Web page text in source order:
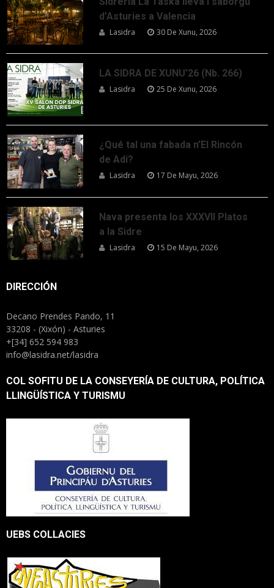
d’Asturies a Valencia
Lasidra 30 De Xunu, 2026
LA SIDRA DE XUNU’26 (Nb. 266)
Lasidra 25 De Xunu, 2026
¿Qué tal una fabada n’El Rincón
de Adi?
Lasidra 17 De Mayu, 2026
Nava presenta los XXXVII Platos
a la Sidre
Lasidra 15 De Mayu, 2026
DIRECCIÓN
Decano Prendes Pando, 11
33208 - (Xixón) - Asturies
+[34] 652 594 983
info@lasidra.net/lasidra
COL SOFITU DE LA CONSEYERÍA DE CULTURA, POLÍTICA
LLINGÜÍSTICA Y TURISMU
UEBS COLLACIES